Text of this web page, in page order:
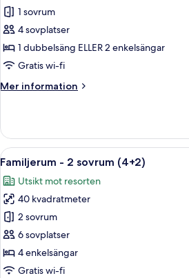
Child)
Familjesvit
(Xtra
Katmandu,
2+2)
1 sovrum
4 sovplatser
1 dubbelsäng ELLER 2 enkelsängar
Gratis wi-fi
Mer information
Mer
(Xtra
Katmandu,
2+2)
Öppna
alla
foton
för
Familjerum
-
2
sovrum
Ett
8
Familjerum - 2 sovrum (4+2)
Utsikt mot resorten
40 kvadratmeter
2 sovrum
6 sovplatser
4 enkelsängar
Gratis wi-fi